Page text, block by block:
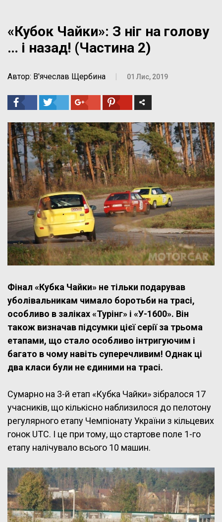
«Кубок Чайки»: З ніг на голову
… і назад! (Частина 2)
Автор: В'ячеслав Щербина | 01 Лис, 2019
Фінал «Кубка Чайки» не тільки подарував
уболівальникам чимало боротьби на трасі,
особливо в заліках «Турінг» і «У-1600». Він
також визначав підсумки цієї серії за трьома
етапами, що стало особливо інтригуючим і
багато в чому навіть суперечливим! Однак ці
два класи були не єдиними на трасі.
Сумарно на 3-й етап «Кубка Чайки» зібралося 17
учасників, що кількісно наблизилося до пелотону
регулярного етапу Чемпіонату України з кільцевих
гонок UTC. І це при тому, що стартове поле 1-го
етапу налічувало всього 10 машин.